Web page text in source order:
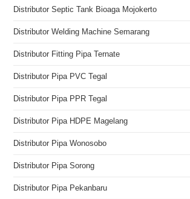
Distributor Septic Tank Bioaga Mojokerto
Distributor Welding Machine Semarang
Distributor Fitting Pipa Ternate
Distributor Pipa PVC Tegal
Distributor Pipa PPR Tegal
Distributor Pipa HDPE Magelang
Distributor Pipa Wonosobo
Distributor Pipa Sorong
Distributor Pipa Pekanbaru